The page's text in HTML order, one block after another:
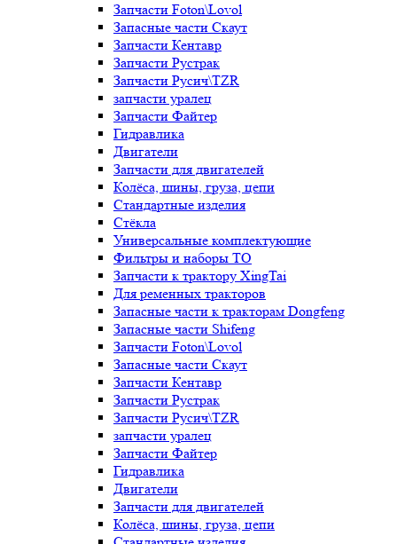
Запчасти Foton\Lovol
Запасные части Скаут
Запчасти Кентавр
Запчасти Рустрак
Запчасти Русич\TZR
запчасти уралец
Запчасти Файтер
Гидравлика
Двигатели
Запчасти для двигателей
Колёса, шины, груза, цепи
Стандартные изделия
Стёкла
Универсальные комплектующие
Фильтры и наборы ТО
Запчасти к трактору XingTai
Для ременных тракторов
Запасные части к тракторам Dongfeng
Запасные части Shifeng
Запчасти Foton\Lovol
Запасные части Скаут
Запчасти Кентавр
Запчасти Рустрак
Запчасти Русич\TZR
запчасти уралец
Запчасти Файтер
Гидравлика
Двигатели
Запчасти для двигателей
Колёса, шины, груза, цепи